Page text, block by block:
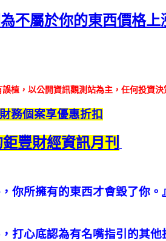
不屬於你的東西價格上
植，以公開資訊觀測站為主，任何投資
務個案享優惠折扣
豐財經資訊月刊
你所擁有的東西才會毀了你。
打心底認為有名嘴指引的其